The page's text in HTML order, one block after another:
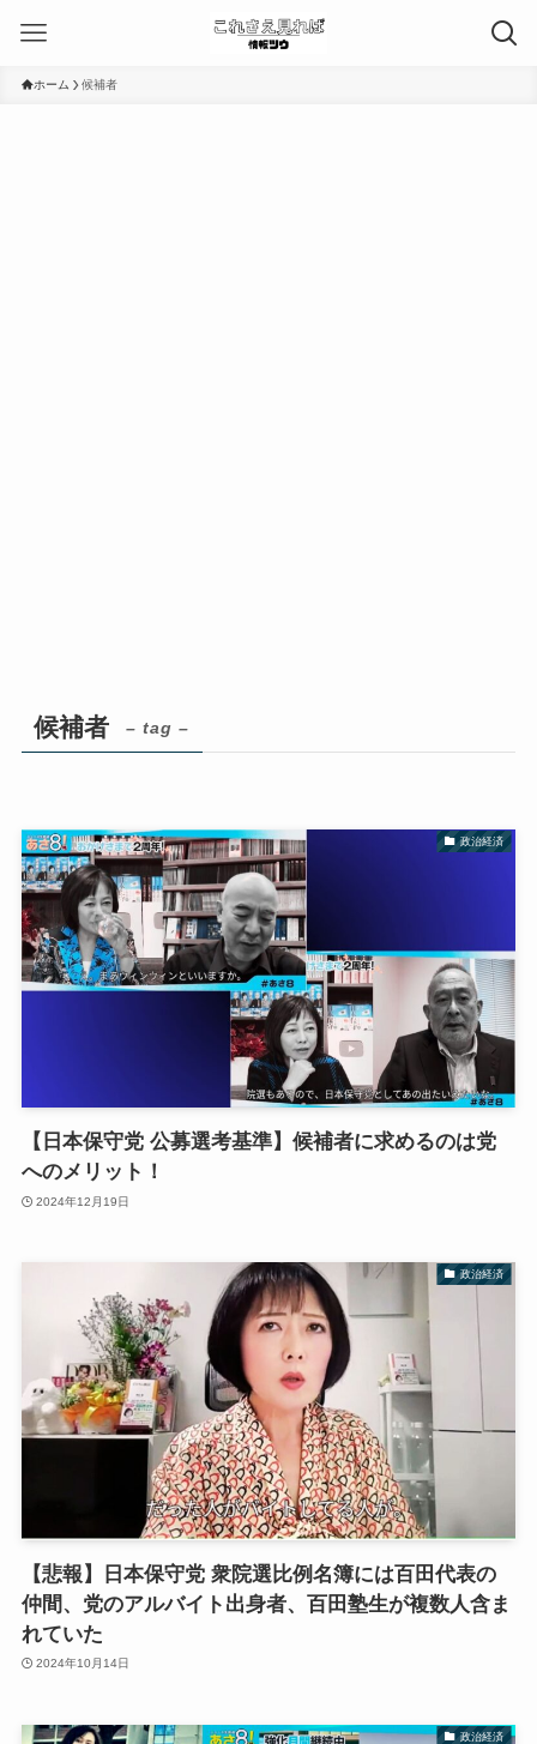
ホーム 候補者
候補者 – tag –
政治経済
【日本保守党 公募選考基準】候補者に求めるのは党
へのメリット！
2024年12月19日
政治経済
【悲報】日本保守党 衆院選比例名簿には百田代表の
仲間、党のアルバイト出身者、百田塾生が複数人含ま
れていた
2024年10月14日
政治経済